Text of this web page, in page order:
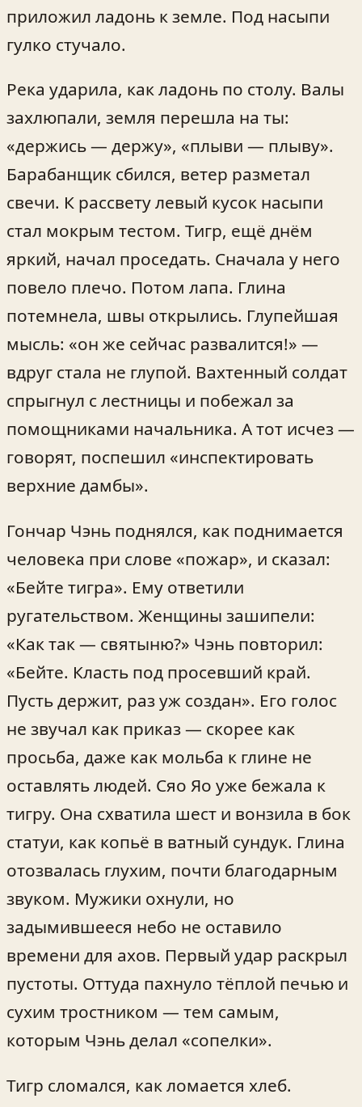
приложил ладонь к земле. Под насыпи
гулко стучало.
Река ударила, как ладонь по столу. Валы
захлюпали, земля перешла на ты:
«держись — держу», «плыви — плыву».
Барабанщик сбился, ветер разметал
свечи. К рассвету левый кусок насыпи
стал мокрым тестом. Тигр, ещё днём
яркий, начал проседать. Сначала у него
повело плечо. Потом лапа. Глина
потемнела, швы открылись. Глупейшая
мысль: «он же сейчас развалится!» —
вдруг стала не глупой. Вахтенный солдат
спрыгнул с лестницы и побежал за
помощниками начальника. А тот исчез —
говорят, поспешил «инспектировать
верхние дамбы».
Гончар Чэнь поднялся, как поднимается
человека при слове «пожар», и сказал:
«Бейте тигра». Ему ответили
ругательством. Женщины зашипели:
«Как так — святыню?» Чэнь повторил:
«Бейте. Класть под просевший край.
Пусть держит, раз уж создан». Его голос
не звучал как приказ — скорее как
просьба, даже как мольба к глине не
оставлять людей. Сяо Яо уже бежала к
тигру. Она схватила шест и вонзила в бок
статуи, как копьё в ватный сундук. Глина
отозвалась глухим, почти благодарным
звуком. Мужики охнули, но
задымившееся небо не оставило
времени для ахов. Первый удар раскрыл
пустоты. Оттуда пахнуло тёплой печью и
сухим тростником — тем самым,
которым Чэнь делал «сопелки».
Тигр сломался, как ломается хлеб.